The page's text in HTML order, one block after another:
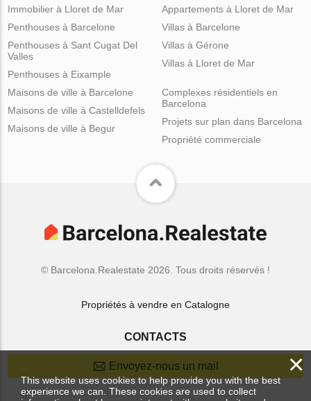
Immobilier à Lloret de Mar
Appartements à Lloret de Mar
Penthouses à Barcelone
Penthouses à Sant Cugat Del
Valles
Penthouses à Eixample
Villas à Barcelone
Villas à Gérone
Villas à Lloret de Mar
Maisons de ville à Barcelone
Maisons de ville à Castelldefels
Maisons de ville à Begur
Complexes résidentiels en
Barcelona
Projets sur plan dans Barcelona
Propriété commerciale
© Barcelona.Realestate 2026. Tous droits réservés !
Propriétés à vendre en Catalogne
CONTACTS
Envoyez-nous un mail ×
This website uses cookies to help provide you with the best
experience we can. These cookies are used to collect